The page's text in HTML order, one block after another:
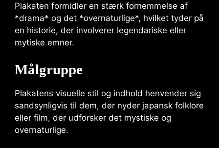
Plakaten formidler en stærk fornemmelse af
*drama* og det *overnaturlige*, hvilket tyder på
en historie, der involverer legendariske eller
mytiske emner.
Målgruppe
Plakatens visuelle stil og indhold henvender sig
sandsynligvis til dem, der nyder japansk folklore
eller film, der udforsker det mystiske og
overnaturlige.